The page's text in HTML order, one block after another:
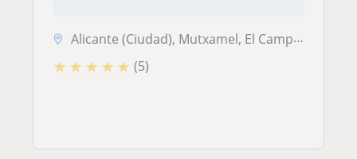
Alicante (Ciudad), Mutxamel, El Campello, San Vicente del Raspeig, Sant Joan D, Alicante Ciudad
★ ★ ★ ★ ★ (5)